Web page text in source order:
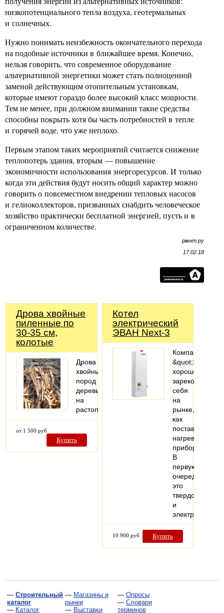
низкопотенциального тепла воздуха, геотермальных
и солнечных.
Нужно понимать неизбежность окончательного перехода
на подобные источники в ближайшее время. Конечно,
нельзя говорить, что современное оборудование
альтернативной энергетики может стать полноценной
заменой действующим отопительным установкам,
которые имеют гораздо более высокий класс мощности.
Тем не менее, при должном внимании такие средства
способны покрыть хотя бы часть потребностей в тепле
и горячей воде, что уже неплохо.
Первым этапом таких мероприятий считается снижение
теплопотерь здания, вторым — повышение
экономичности использования энергоресурсов. И только
когда эти действия будут носить общий характер можно
говорить о повсеместном внедрении тепловых насосов
и гелиоколлекторов, призванных снабдить человеческое
хозяйство практически бесплатной энергией, пусть и в
ограниченном количестве.
рмнт.ру
17.02.18
Дрова хвойные
пиленные по
30-35 см,
колотые
Дрова
хвойных
пород
деревьев
на
растопку
от 1 500 руб
Купить
Котел
электрический
ЭВАН Next-3
Компания
хорошо
себя
на
рынке,
как
поставщик
приборов.
В
первую
очередь
это
и
10 900 руб Купить
— Строительный
каталог
— Каталог
— Магазины и
рынки
— Выставки
— Опросы
— Словари
терминов